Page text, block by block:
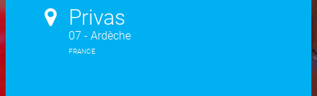
Privas
07 - Ardèche
FRANCE